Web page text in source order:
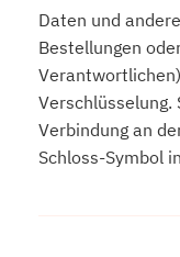
Daten und
Bestellungen
Verschlüsselung.
Verbindung an
Schloss-Symbol